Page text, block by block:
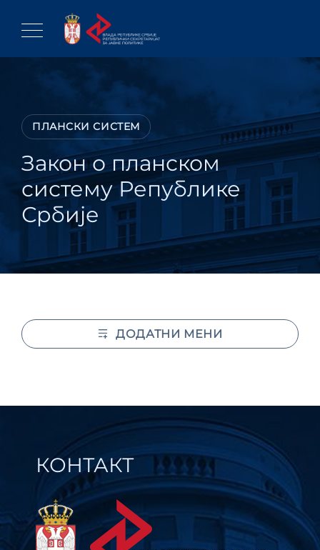
content
ПЛАНСКИ СИСТЕМ
Закон о планском
систему Републике
Србије
ДОДАТНИ МЕНИ
КОНТАКТ